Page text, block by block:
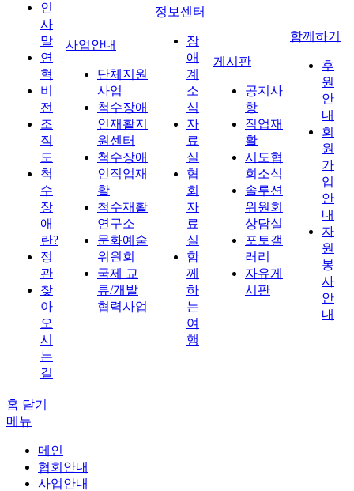
인
사
말
연
혁
비
전
조
직
도
척
수
장
애
란?
정
관
찾
아
오
시
는
길
사업안내
단체지원
사업
척수장애
인재활지
원센터
척수장애
인직업재
활
척수재활
연구소
문화예술
위원회
국제 교
류/개발
협력사업
정보센터
장
애
계
소
식
자
료
실
협
회
자
료
실
함
께
하
는
여
행
게시판
공지사
항
직업재
활
시도협
회소식
솔루션
위원회
상담실
포토갤
러리
자유게
시판
함께하기
후
원
안
내
회
원
가
입
안
내
자
원
봉
사
안
내
홈 닫기
메뉴
메인
협회안내
사업안내